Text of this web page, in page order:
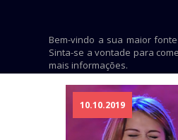
Bem-vindo a sua maior
Sinta-se a vontade para
mais informações.
10.10.2019